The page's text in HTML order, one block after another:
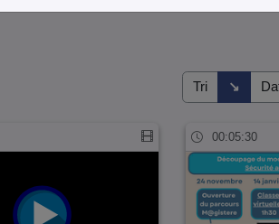
Tri ↘
Direction de tri
00:05:30